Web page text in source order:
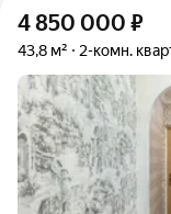
4 850 000 ₽
43,8 м² 2-комн.